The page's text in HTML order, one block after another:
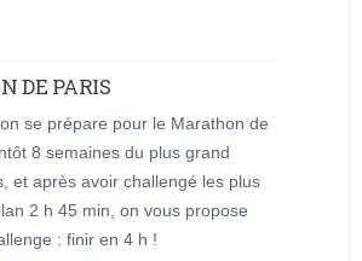
DE PARIS
se prépare pour le Marathon de
8 semaines du plus grand
et après avoir challengé les plus
2 h 45 min, on vous propose
: finir en 4 h !